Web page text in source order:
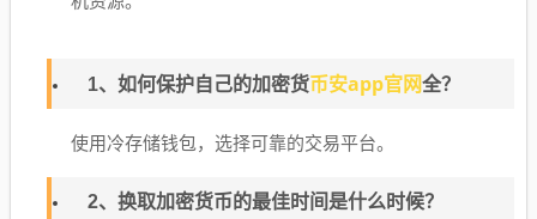
1、如何保护自己的加密货币安app官网全？
使用冷存储钱包，选择可靠的交易平台。
2、换取加密货币的最佳时间是什么时候？